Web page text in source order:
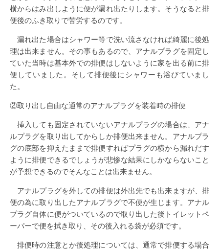
横からはみ出しように便が漏れ出たりします。そうなると排
便後のふき取りで苦労するのです。
漏れ出た場合はシャワー等で洗い流さなければ綺麗に後処
理は出来ません。その事もあるので、アナルプラグを固定し
ていた当時は基本外での排便はしないように家を出る前に排
便していました。そして排便後にシャワーも浴びていまし
た。
②取り出し自由な通常のアナルプラグを装着時の排便
挿入しても固定されていないアナルプラグの場合は、アナ
ルプラグを取り出してからしか排便出来ません。アナルプラ
グの底部を抑えたままで排便すればプラグの横から漏れだす
ように排便できるでしょうが悲惨な結果にしかならないこと
が予想できるのでそんなことは出来ません。
アナルプラグを外しての排便は外出先でも出来ますが、排
便の為に取り出したアナルプラグで不便が生じます。アナル
プラグ自体に便がついているので取り出した後トイレットペ
ーパーで便を拭き取り、その後入れる袋が必須です。
排便時の注意とか後処理については、通常で排便する場合